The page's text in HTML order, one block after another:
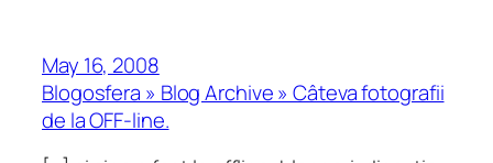
May 16, 2008
Blogosfera » Blog Archive » Câteva fotografii
de la OFF-line.